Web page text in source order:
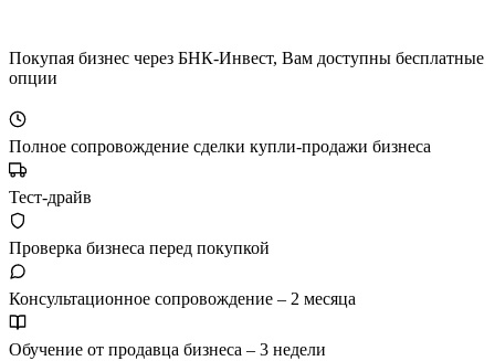
Покупая бизнес через БНК-Инвест, Вам доступны бесплатные
опции
Полное сопровождение сделки купли-продажи бизнеса
Тест-драйв
Проверка бизнеса перед покупкой
Консультационное сопровождение – 2 месяца
Обучение от продавца бизнеса – 3 недели